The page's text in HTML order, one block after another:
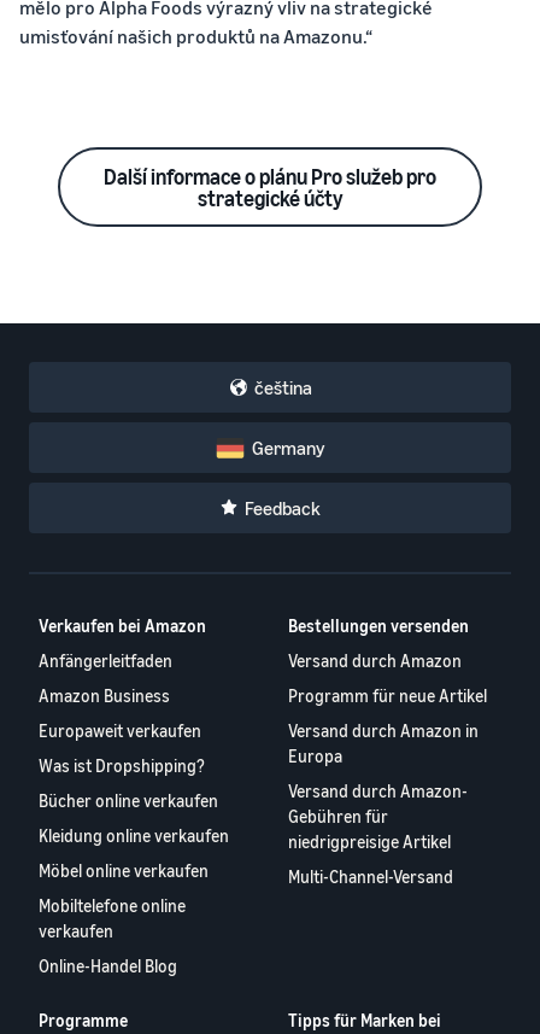
mělo pro Alpha Foods výrazný vliv na strategické
umisťování našich produktů na Amazonu.“
Další informace o plánu Pro služeb pro
strategické účty
čeština
Germany
Feedback
Verkaufen bei Amazon
Anfängerleitfaden
Amazon Business
Europaweit verkaufen
Was ist Dropshipping?
Bücher online verkaufen
Kleidung online verkaufen
Möbel online verkaufen
Mobiltelefone online
verkaufen
Online-Handel Blog
Bestellungen versenden
Versand durch Amazon
Programm für neue Artikel
Versand durch Amazon in
Europa
Versand durch Amazon-
Gebühren für
niedrigpreisige Artikel
Multi-Channel-Versand
Programme
Tipps für Marken bei